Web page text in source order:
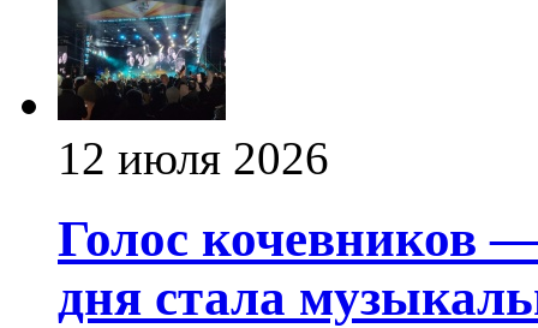
12 июля 2026
Голос кочевников
дня стала